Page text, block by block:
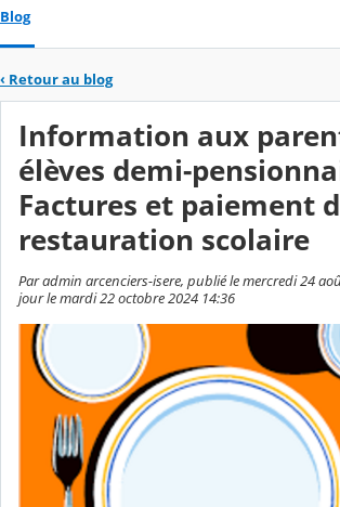
Blog
‹ Retour au blog
Information aux
élèves demi-
Factures et paiement
restauration scolaire
Par admin arcenciers-isere, publié le mercredi 24
jour le mardi 22 octobre 2024 14:36